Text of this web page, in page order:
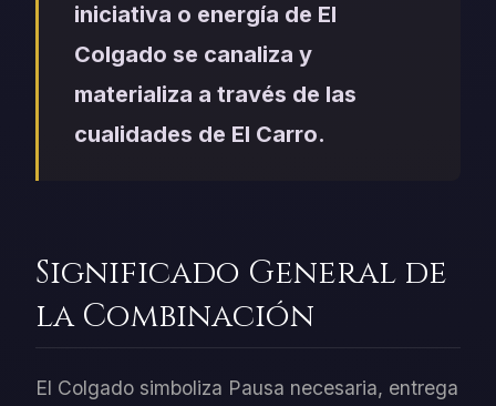
iniciativa o energía de El
Colgado se canaliza y
materializa a través de las
cualidades de El Carro.
Significado General de
la Combinación
El Colgado simboliza Pausa necesaria, entrega